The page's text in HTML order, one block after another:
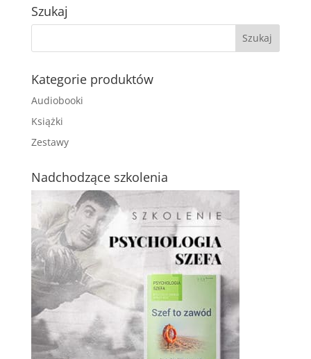
Szukaj
Kategorie produktów
Audiobooki
Książki
Zestawy
Nadchodzące szkolenia